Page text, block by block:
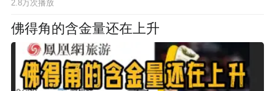
2.8万次播放
佛得角的含金量还在上升